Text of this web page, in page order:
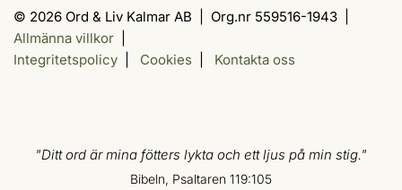
© 2026 Ord & Liv Kalmar AB | Org.nr 559516-1943 |
Allmänna villkor
Integritetspolicy
Cookies Kontakta oss
"Ditt ord är mina fötters lykta och ett ljus på min stig."
Bibeln, Psaltaren 119:105